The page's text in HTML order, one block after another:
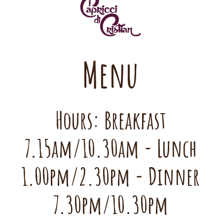
Menu
Hours: Breakfast
7.15am/10.30am - Lunch
1.00pm/2.30pm - Dinner
7.30pm/10.30pm